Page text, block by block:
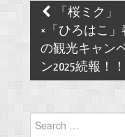
Post
navigation
「桜ミク」
×「ひろはこ」
の観光キャン
ン2025続報！！
Search
for: